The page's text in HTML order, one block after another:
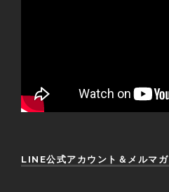
LINE公式アカウント＆メルマガ